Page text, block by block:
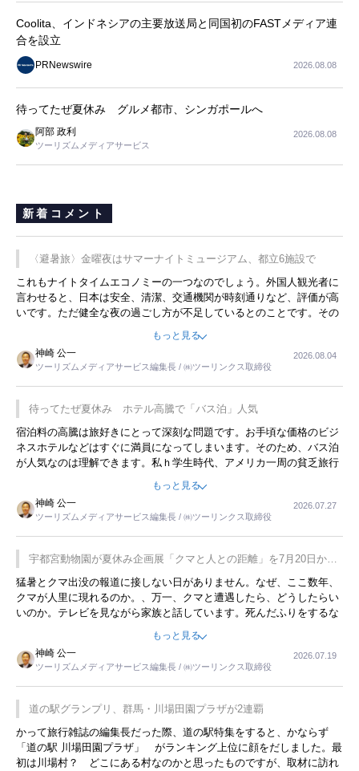
Coolita、インドネシアの主要放送局と同国初のFASTメディア連
合を設立
PRNewswire 2026.08.08
待ってたぜ夏休み グルメ都市、シンガポールへ
阿部 政利
ツーリズムメディアサービス
2026.08.08
新着コメント
〈避暑旅〉金曜夜はサマーナイトミュージアム、都立6施設で
これもナイトタイムエコノミーの一つなのでしょう。外国人観光者に
言わせると、日本は安全、清潔、交通機関が時刻通りなど、評価が高
いです。ただ健全な夜の過ごし方が不足しているとのことです。その
ような意味で、金曜夜にこのようなイベントが行われれば、日本人に
限らず外国人にとっても楽しみが増えるでしょうね。
もっと見る
神崎 公一
ツーリズムメディアサービス編集長 / ㈱ツーリンクス取締役
2026.08.04
待ってたぜ夏休み ホテル高騰で「バス泊」人気
宿泊料の高騰は旅好きにとって深刻な問題です。お手頃な価格のビジ
ネスホテルなどはすぐに満員になってしまいます。そのため、バス泊
が人気なのは理解できます。私ｈ学生時代、アメリカ一周の貧乏旅行
をした時は、移動はグレイハウンドバスでした。夕方から夜の便を利
用してホテル代を浮かせていました。ただし、若いからできたことで
す。若い人が夜行バスで京都に行った、青森に行ったと聞くと、疲れ
が残らないのかなと思ってしまいます。
もっと見る
神崎 公一
ツーリズムメディアサービス編集長 / ㈱ツーリンクス取締役
2026.07.27
宇都宮動物園が夏休み企画展「クマと人との距離」を7月20日から
開催
猛暑とクマ出没の報道に接しない日がありません。なぜ、ここ数年、
クマが人里に現れるのか。、万一、クマと遭遇したら、どうしたらい
いのか。テレビを見ながら家族と話しています。死んだふりをするな
んてことは、冗談でもいえません。そんな中で、この企画展はタイム
もっと見る
神崎 公一
ツーリズムメディアサービス編集長 / ㈱ツーリンクス取締役
2026.07.19
道の駅グランプリ、群馬・川場田園プラザが2連覇
かって旅行雑誌の編集長だった際、道の駅特集をすると、かならず
「道の駅 川場田園プラザ」 がランキング上位に顔をだしました。最
初は川場村？ どこにある村なのかと思ったものですが、取材に訪れ